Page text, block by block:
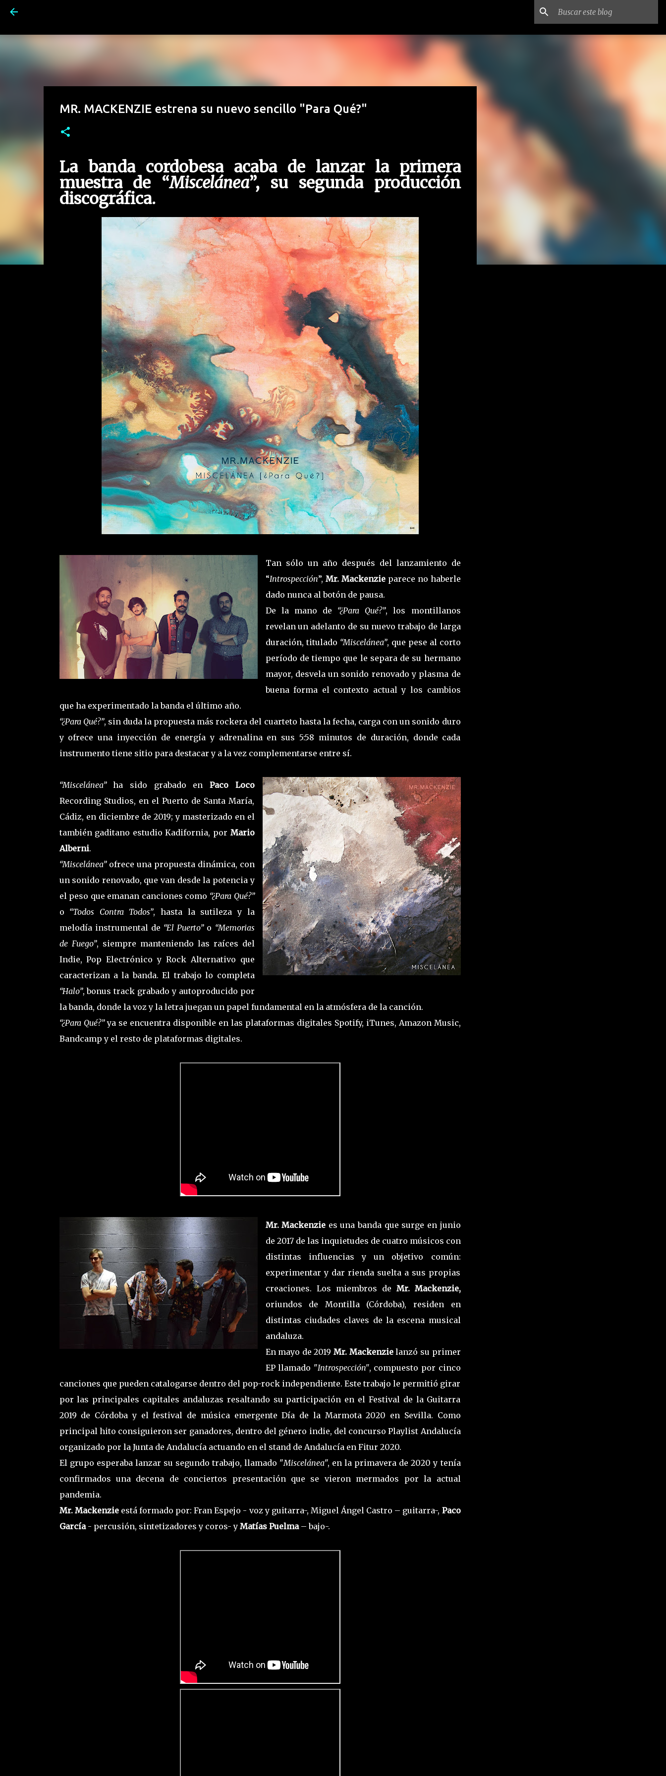
MR. MACKENZIE estrena su nuevo sencillo "Para Qué?"
La banda cordobesa acaba de lanzar la primera
muestra de “Miscelánea”, su segunda producción
discográfica.
Tan sólo un año después del lanzamiento de
“Introspección”, Mr. Mackenzie parece no haberle
dado nunca al botón de pausa.
De la mano de “¿Para Qué?”, los montillanos
revelan un adelanto de su nuevo trabajo de larga
duración, titulado “Miscelánea”, que pese al corto
período de tiempo que le separa de su hermano
mayor, desvela un sonido renovado y plasma de
buena forma el contexto actual y los cambios
que ha experimentado la banda el último año.
“¿Para Qué?”, sin duda la propuesta más rockera del cuarteto hasta la fecha, carga con un sonido duro
y ofrece una inyección de energía y adrenalina en sus 5:58 minutos de duración, donde cada
instrumento tiene sitio para destacar y a la vez complementarse entre sí.
“Miscelánea”ha sido grabado en Paco Loco
Recording Studios, en el Puerto de Santa María,
Cádiz, en diciembre de 2019; y masterizado en el
también gaditano estudio Kadifornia, por Mario
Alberni.
“Miscelánea”ofrece una propuesta dinámica, con
un sonido renovado, que van desde la potencia y
el peso que emanan canciones como “¿Para Qué?”
o “Todos Contra Todos”, hasta la sutileza y la
melodía instrumental de “El Puerto” o “Memorias
de Fuego”, siempre manteniendo las raíces del
Indie, Pop Electrónico y Rock Alternativo que
caracterizan a la banda. El trabajo lo completa
“Halo”, bonus track grabado y autoproducido por
la banda, donde la voz y la letra juegan un papel fundamental en la atmósfera de la canción.
“¿Para Qué?”ya se encuentra disponible en las plataformas digitales Spotify, iTunes, Amazon Music,
Bandcamp y el resto de plataformas digitales.
Mr. Mackenzie es una banda que surge en junio
de 2017 de las inquietudes de cuatro músicos con
distintas influencias y un objetivo común:
experimentar y dar rienda suelta a sus propias
creaciones. Los miembros de Mr. Mackenzie,
oriundos de Montilla (Córdoba), residen en
distintas ciudades claves de la escena musical
andaluza.
En mayo de 2019 Mr. Mackenzielanzó su primer
EP llamado "Introspección", compuesto por cinco
canciones que pueden catalogarse dentro del pop-rock independiente. Este trabajo le permitió girar
por las principales capitales andaluzas resaltando su participación en el Festival de la Guitarra
2019 de Córdoba y el festival de música emergente Día de la Marmota 2020 en Sevilla. Como
principal hito consiguieron ser ganadores, dentro del género indie, del concurso Playlist Andalucía
organizado por la Junta de Andalucía actuando en el stand de Andalucía en Fitur 2020.
El grupo esperaba lanzar su segundo trabajo, llamado "Miscelánea", en la primavera de 2020 y tenía
confirmados una decena de conciertos presentación que se vieron mermados por la actual
pandemia.
Mr. Mackenzieestá formado por: Fran Espejo - voz y guitarra-, Miguel Ángel Castro – guitarra-, Paco
García - percusión, sintetizadores y coros- y Matías Puelma– bajo-.